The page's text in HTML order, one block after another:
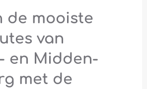
de mooiste
van
en Midden-
met de